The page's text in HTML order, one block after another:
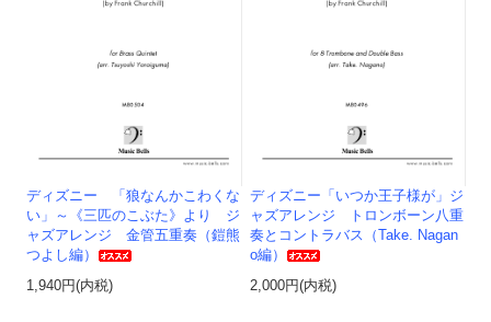
ディズニー 「狼なんかこわくな
い」～《三匹のこぶた》より ジ
ャズアレンジ 金管五重奏（鎧熊
つよし編）
1,940円(内税)
ディズニー「いつか王子様が」ジ
ャズアレンジ トロンボーン八重
奏とコントラバス（Take. Nagan
o編）
2,000円(内税)